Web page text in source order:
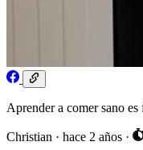
Aprender a comer sano
Christian · hace 2 años ·